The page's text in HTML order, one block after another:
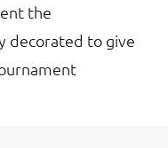
the
decorated to give